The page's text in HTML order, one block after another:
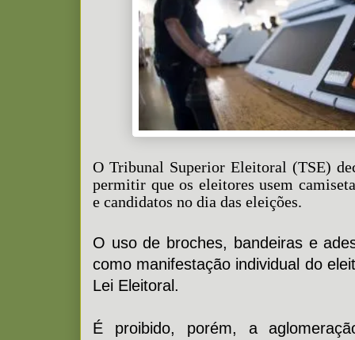
O Tribunal Superior Eleitoral (TSE)
permitir que os eleitores usem
e candidatos no dia das eleições.
O uso de broches, bandeiras e
como manifestação individual do
Lei Eleitoral.
É proibido, porém, a